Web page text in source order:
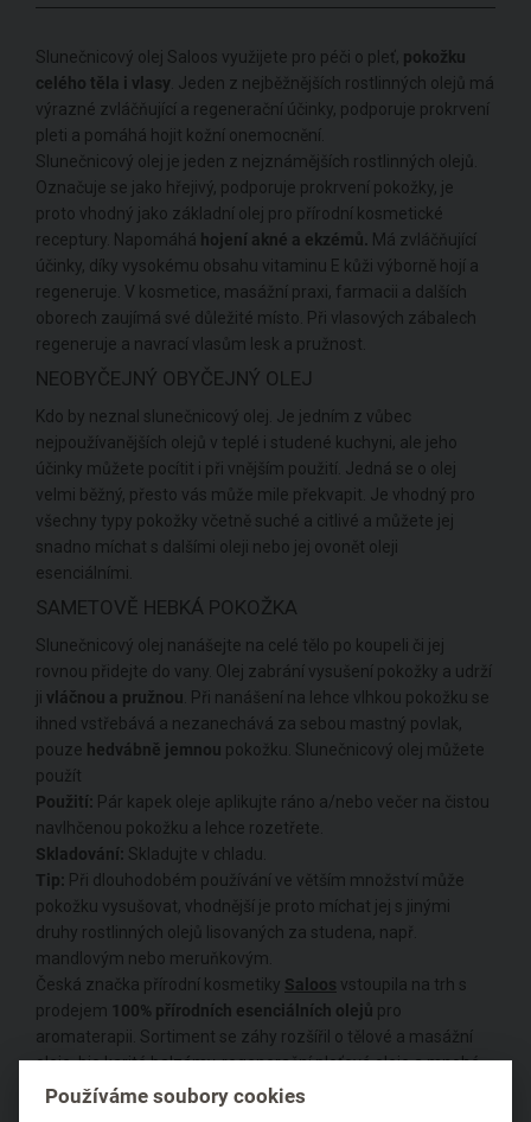
Slunečnicový olej Saloos využijete pro péči o pleť, pokožku
celého těla i vlasy . Jeden z nejběžnějších rostlinných olejů má
výrazné zvláčňující a regenerační účinky, podporuje prokrvení
pleti a pomáhá hojit kožní onemocnění.
Slunečnicový olej je jeden z nejznámějších rostlinných olejů.
Označuje se jako hřejivý, podporuje prokrvení pokožky, je
proto vhodný jako základní olej pro přírodní kosmetické
receptury. Napomáhá hojení akné a ekzémů. Má zvláčňující
účinky, díky vysokému obsahu vitaminu E kůži výborně hojí a
regeneruje. V kosmetice, masážní praxi, farmacii a dalších
oborech zaujímá své důležité místo. Při vlasových zábalech
regeneruje a navrací vlasům lesk a pružnost.
NEOBYČEJNÝ OBYČEJNÝ OLEJ
Kdo by neznal slunečnicový olej. Je jedním z vůbec
nejpoužívanějších olejů v teplé i studené kuchyni, ale jeho
účinky můžete pocítit i při vnějším použití. Jedná se o olej
velmi běžný, přesto vás může mile překvapit. Je vhodný pro
všechny typy pokožky včetně suché a citlivé a můžete jej
snadno míchat s dalšími oleji nebo jej ovonět oleji
esenciálními.
SAMETOVĚ HEBKÁ POKOŽKA
Slunečnicový olej nanášejte na celé tělo po koupeli či jej
rovnou přidejte do vany. Olej zabrání vysušení pokožky a udrží
ji vláčnou a pružnou . Při nanášení na lehce vlhkou pokožku se
ihned vstřebává a nezanechává za sebou mastný povlak,
pouze hedvábně jemnou pokožku. Slunečnicový olej můžete
použít
Použití: Pár kapek oleje aplikujte ráno a/nebo večer na čistou
navlhčenou pokožku a lehce rozetřete.
Skladování: Skladujte v chladu.
Tip: Při dlouhodobém používání ve větším množství může
pokožku vysušovat, vhodnější je proto míchat jej s jinými
druhy rostlinných olejů lisovaných za studena, např.
mandlovým nebo meruňkovým.
Česká značka přírodní kosmetiky Saloos vstoupila na trh s
prodejem 100% přírodních esenciálních olejů pro
aromaterapii. Sortiment se záhy rozšířil o tělové a masážní
oleje, bio karité balzámy, regenerační pleťové oleje a mnohé
další. Výrobky neobsahují žádné umělé konzervanty a barviva,
Používáme soubory cookies